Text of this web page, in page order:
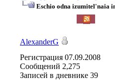
Eschio odna izumitel'naia
AlexanderG
Регистрация 07.09.2008
Сообщений 2,275
Записей в дневнике 39